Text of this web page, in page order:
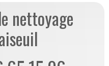
nettoyage